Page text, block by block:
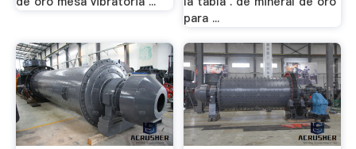
para ...